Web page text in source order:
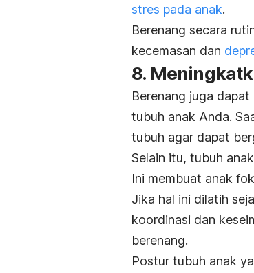
stres pada anak.
Berenang secara
kecemasan dan
8.
Berenang juga
tubuh anak Anda.
tubuh agar dapat
Selain itu, tubuh
Ini membuat anak
Jika hal ini dilatih
koordinasi dan
berenang.
Postur tubuh anak